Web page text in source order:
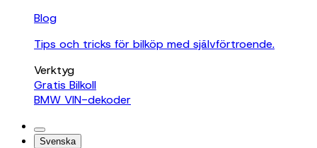
Blog
Tips och tricks för bilköp med självförtroende.
Verktyg
Gratis Bilkoll
BMW VIN-dekoder
Svenska